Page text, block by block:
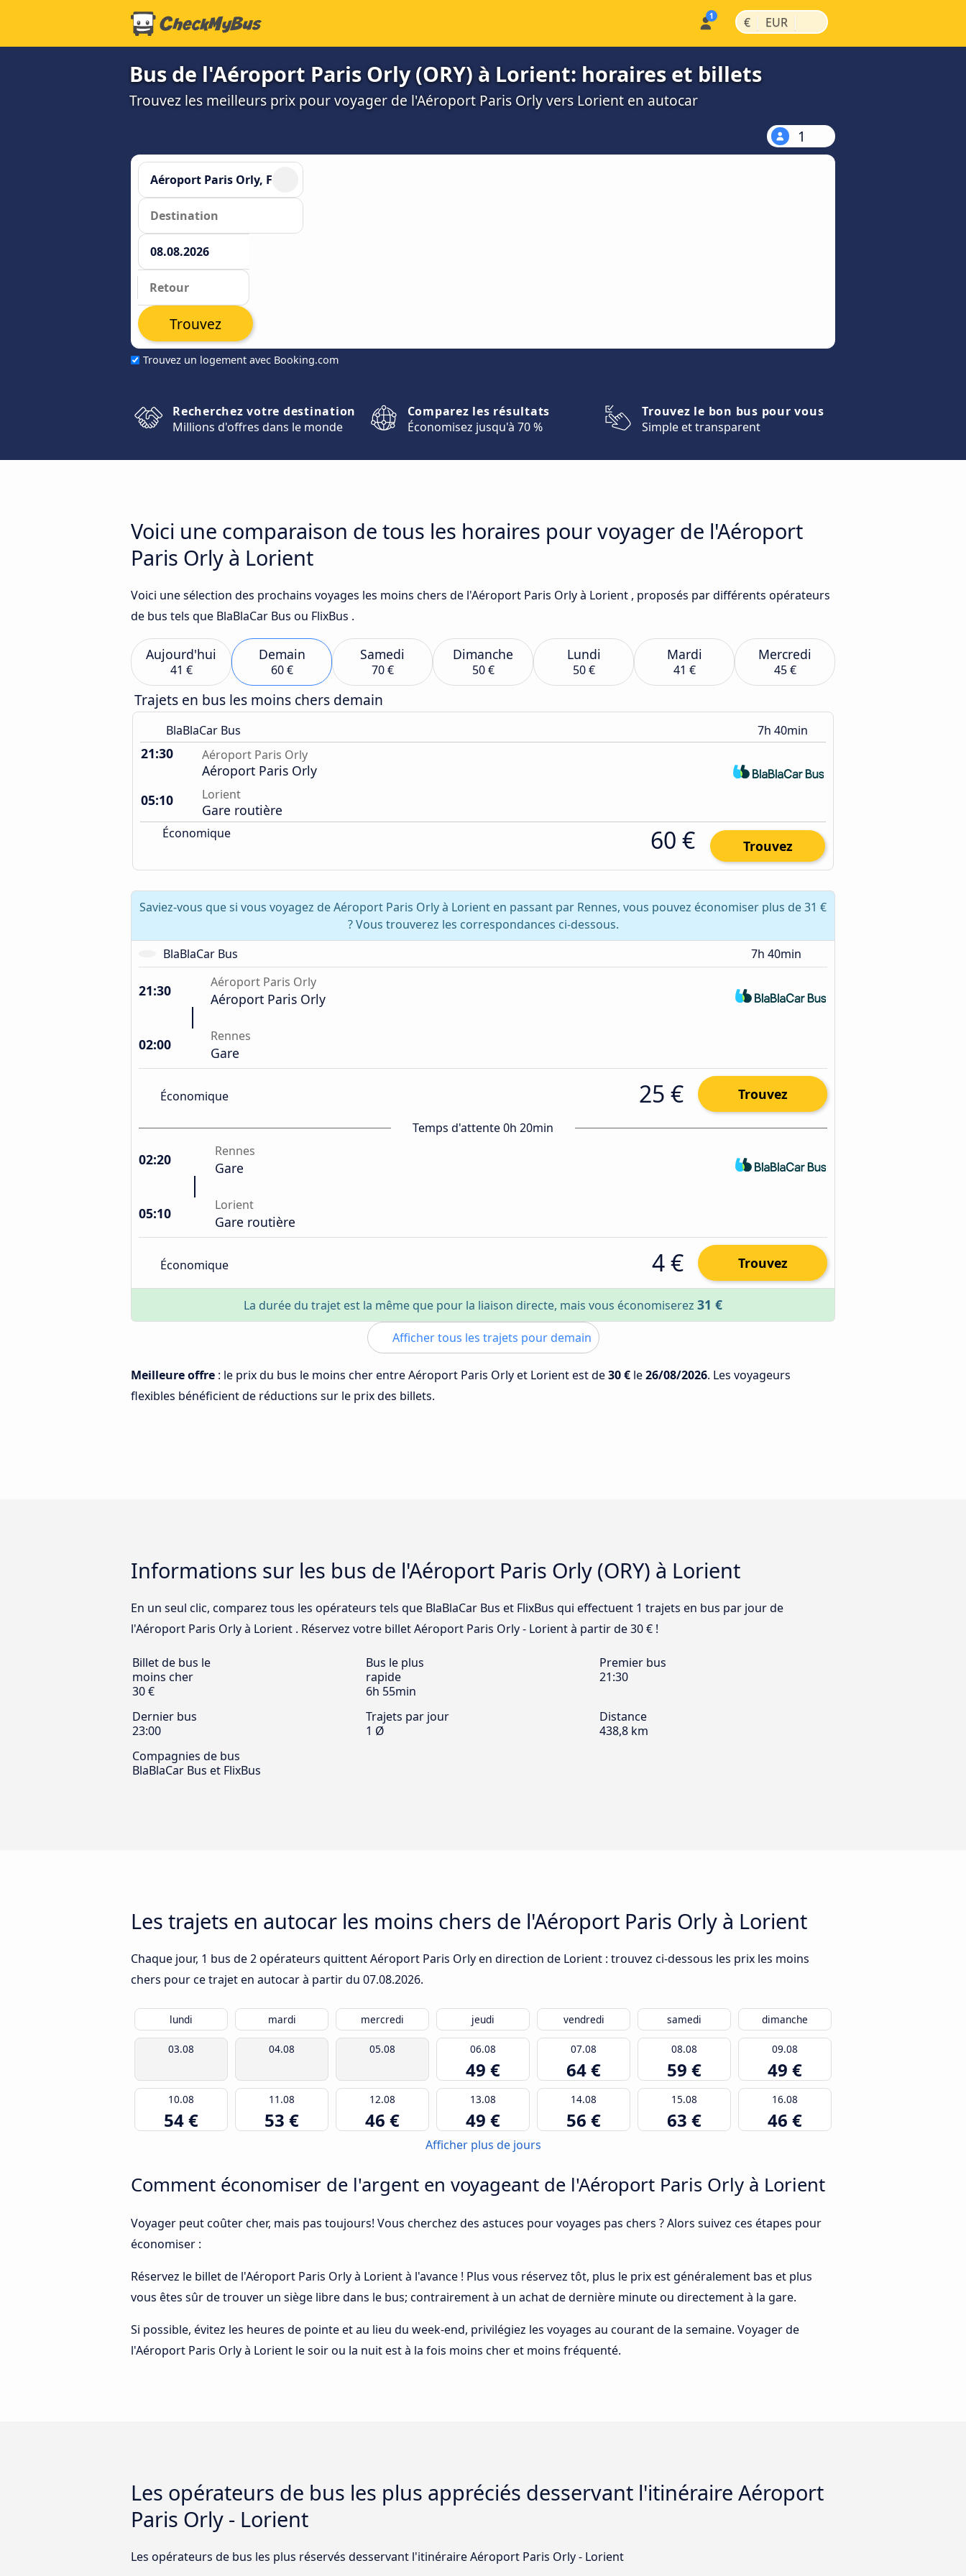
€ | EUR |
Bus de l'Aéroport Paris Orly (ORY) à Lorient: horaires et billets
Trouvez les meilleurs prix pour voyager de l'Aéroport Paris Orly vers Lorient en autocar
1
Trouvez un logement avec Booking.com
Trouvez
Recherchez votre destination
Millions d'offres dans le monde
Comparez les résultats
Économisez jusqu'à 70 %
Trouvez le bon bus pour vous
Simple et transparent
Voici une comparaison de tous les horaires pour voyager de l'Aéroport
Paris Orly à Lorient
Voici une sélection des prochains voyages les moins chers de l'Aéroport Paris Orly à Lorient , proposés par différents opérateurs
de bus tels que BlaBlaCar Bus ou FlixBus .
Aujourd'hui
41 €
Demain
60 €
Samedi
70 €
Dimanche
50 €
Lundi
50 €
Mardi
41 €
Mercredi
45 €
Trajets en bus les moins chers demain
BlaBlaCar Bus 7h 40min
21:30 Aéroport Paris Orly
Aéroport Paris Orly
05:10
Lorient
Gare routière
Économique 60 € Trouvez
Saviez-vous que si vous voyagez de Aéroport Paris Orly à Lorient en passant par Rennes, vous pouvez économiser plus de 31 €
? Vous trouverez les correspondances ci-dessous.
BlaBlaCar Bus
7h 40min
21:30 Aéroport Paris Orly
Aéroport Paris Orly
02:00 Rennes
Gare
Économique 25 € Trouvez
Temps d'attente 0h 20min
02:20 Rennes
Gare
05:10 Lorient
Gare routière
Économique 4 € Trouvez
La durée du trajet est la même que pour la liaison directe, mais vous économiserez 31 €
Afficher tous les trajets pour demain
Meilleure offre : le prix du bus le moins cher entre Aéroport Paris Orly et Lorient est de30 € le26/08/2026. Les voyageurs
flexibles bénéficient de réductions sur le prix des billets.
Informations sur les bus de l'Aéroport Paris Orly (ORY) à Lorient
En un seul clic, comparez tous les opérateurs tels que BlaBlaCar Bus et FlixBus qui effectuent 1 trajets en bus par jour de
l'Aéroport Paris Orly à Lorient . Réservez votre billet Aéroport Paris Orly - Lorient à partir de 30 € !
Billet de bus le
moins cher
30 €
Bus le plus
rapide
6h 55min
Premier bus
21:30
Dernier bus
23:00
Trajets par jour
1 Ø
Distance
438,8 km
Compagnies de bus
BlaBlaCar Bus et FlixBus
Les trajets en autocar les moins chers de l'Aéroport Paris Orly à Lorient
Chaque jour, 1 bus de 2 opérateurs quittent Aéroport Paris Orly en direction de Lorient : trouvez ci-dessous les prix les moins
chers pour ce trajet en autocar à partir du 07.08.2026.
lundi mardi mercredi jeudi vendredi samedi dimanche
03.08 04.08 05.08 06.08
49 €
07.08
64 €
08.08
59 €
09.08
49 €
10.08
54 €
11.08
53 €
12.08
46 €
13.08
49 €
14.08
56 €
15.08
63 €
16.08
46 €
Afficher plus de jours
Comment économiser de l'argent en voyageant de l'Aéroport Paris Orly à Lorient
Voyager peut coûter cher, mais pas toujours! Vous cherchez des astuces pour voyages pas chers ? Alors suivez ces étapes pour
économiser :
Réservez le billet de l'Aéroport Paris Orly à Lorient à l'avance ! Plus vous réservez tôt, plus le prix est généralement bas et plus
vous êtes sûr de trouver un siège libre dans le bus; contrairement à un achat de dernière minute ou directement à la gare.
Si possible, évitez les heures de pointe et au lieu du week-end, privilégiez les voyages au courant de la semaine. Voyager de
l'Aéroport Paris Orly à Lorient le soir ou la nuit est à la fois moins cher et moins fréquenté.
Les opérateurs de bus les plus appréciés desservant l'itinéraire Aéroport
Paris Orly - Lorient
Les opérateurs de bus les plus réservés desservant l'itinéraire Aéroport Paris Orly - Lorient